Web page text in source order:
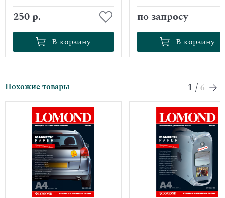
250 р.
В корзину
В корзину
по запросу
В корзину
В корзину
Похожие товары 1 / 6